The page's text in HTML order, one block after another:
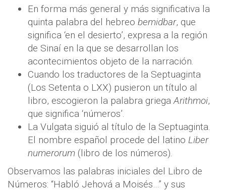
En forma más general y más significativa la
quinta palabra del hebreo bemidbar, que
significa ‘en el desierto’, expresa a la región
de Sinaí en la que se desarrollan los
acontecimientos objeto de la narración.
Cuando los traductores de la Septuaginta
(Los Setenta o LXX) pusieron un título al
libro, escogieron la palabra griegaArithmoi,
que significa ‘números’.
La Vulgata siguió al título de la Septuaginta.
El nombre español procede del latino Liber
numerorum (libro de los números).
Observamos las palabras iniciales del Libro de
Números: “Habló Jehová a Moisés…” y sus